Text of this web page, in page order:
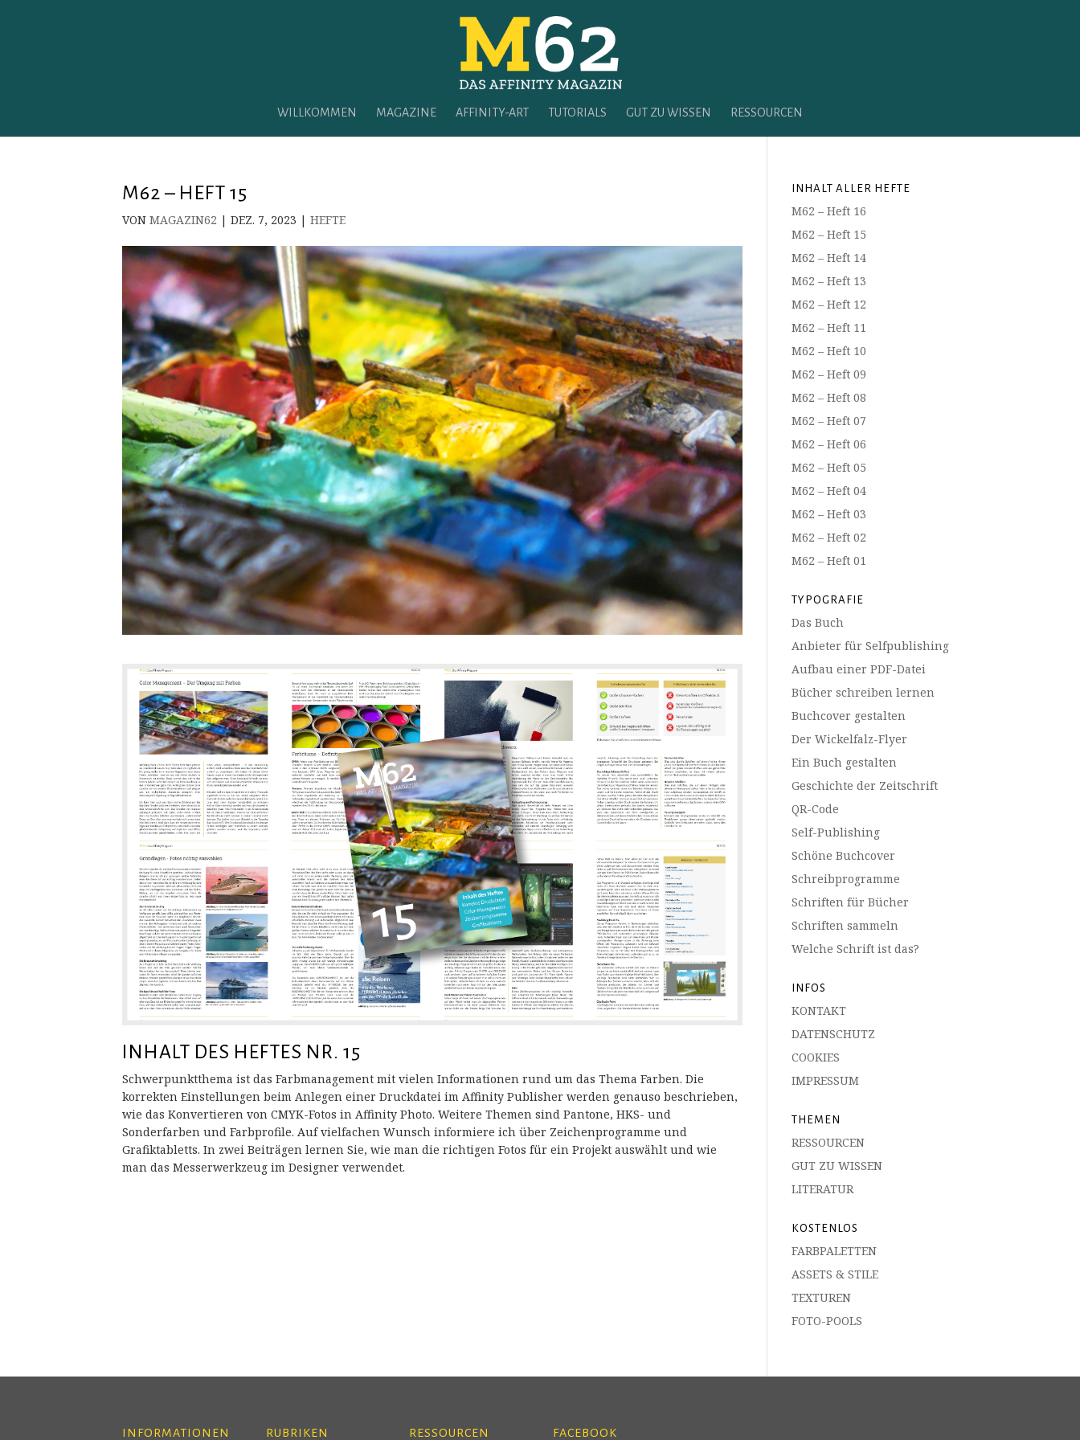
WILLKOMMEN MAGAZINE AFFINITY-ART TUTORIALS GUT ZU WISSEN RESSOURCEN
M62 – HEFT 15
VON MAGAZIN62 | DEZ. 7, 2023 | HEFTE
INHALT DES HEFTES NR. 15
Schwerpunktthema ist das Farbmanagement mit vielen Informationen rund um das Thema Farben. Die
korrekten Einstellungen beim Anlegen einer Druckdatei im Affinity Publisher werden genauso beschrieben,
wie das Konvertieren von CMYK-Fotos in Affinity Photo. Weitere Themen sind Pantone, HKS- und
Sonderfarben und Farbprofile. Auf vielfachen Wunsch informiere ich über Zeichenprogramme und
Grafiktabletts. In zwei Beiträgen lernen Sie, wie man die richtigen Fotos für ein Projekt auswählt und wie
man das Messerwerkzeug im Designer verwendet.
INHALT ALLER HEFTE
M62 – Heft 16
M62 – Heft 15
M62 – Heft 14
M62 – Heft 13
M62 – Heft 12
M62 – Heft 11
M62 – Heft 10
M62 – Heft 09
M62 – Heft 08
M62 – Heft 07
M62 – Heft 06
M62 – Heft 05
M62 – Heft 04
M62 – Heft 03
M62 – Heft 02
M62 – Heft 01
TYPOGRAFIE
Das Buch
Anbieter für Selfpublishing
Aufbau einer PDF-Datei
Bücher schreiben lernen
Buchcover gestalten
Der Wickelfalz-Flyer
Ein Buch gestalten
Geschichte der Zeitschrift
QR-Code
Self-Publishing
Schöne Buchcover
Schreibprogramme
Schriften für Bücher
Schriften sammeln
Welche Schrift ist das?
INFOS
KONTAKT
DATENSCHUTZ
COOKIES
IMPRESSUM
THEMEN
RESSOURCEN
GUT ZU WISSEN
LITERATUR
KOSTENLOS
FARBPALETTEN
ASSETS & STILE
TEXTUREN
FOTO-POOLS
INFORMATIONEN RUBRIKEN RESSOURCEN FACEBOOK